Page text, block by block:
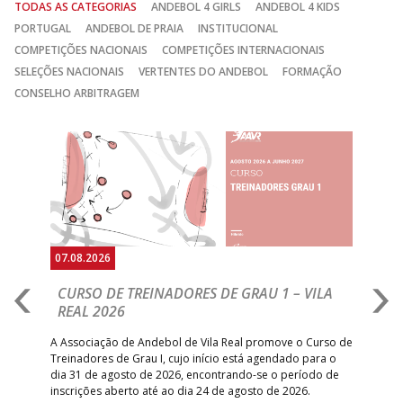
TODAS AS CATEGORIAS ANDEBOL 4 GIRLS
ANDEBOL 4 KIDS
PORTUGAL
ANDEBOL DE PRAIA
INSTITUCIONAL
COMPETIÇÕES NACIONAIS
COMPETIÇÕES INTERNACIONAIS
SELEÇÕES NACIONAIS
VERTENTES DO ANDEBOL
FORMAÇÃO
CONSELHO ARBITRAGEM
07.08.2026
CURSO DE TREINADORES DE GRAU 1 – VILA
REAL 2026
A Associação de Andebol de Vila Real promove o Curso de
Treinadores de Grau I, cujo início está agendado para o
dia 31 de agosto de 2026, encontrando-se o período de
inscrições aberto até ao dia 24 de agosto de 2026.
Anterior